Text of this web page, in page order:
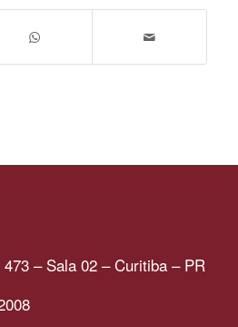
– Sala 02 – Curitiba – PR